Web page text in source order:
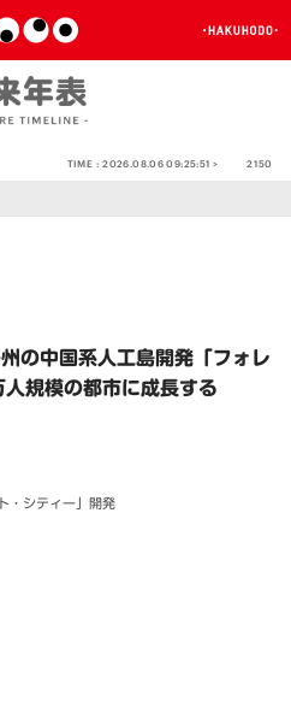
TIME :2026.08.06 09:25:51 > 2150
の中国系人工島開発「フォレ
規模の都市に成長する
・シティー」開発